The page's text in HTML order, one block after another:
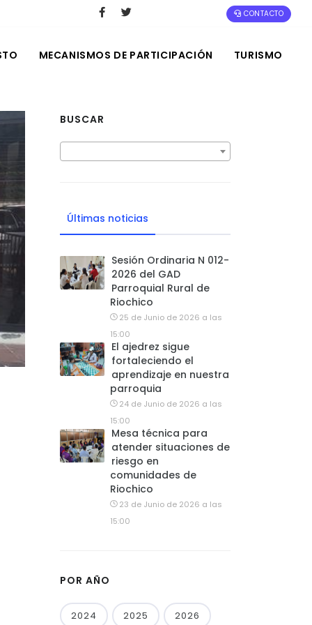
CONTACTO
MECANISMOS DE PARTICIPACIÓN TURISMO
BUSCAR
Últimas noticias
Sesión Ordinaria N 012-
2026 del GAD
Parroquial Rural de
Riochico
25 de Junio de 2026 a las
15:00
El ajedrez sigue
fortaleciendo el
aprendizaje en nuestra
parroquia
24 de Junio de 2026 a las
15:00
Mesa técnica para
atender situaciones de
riesgo en
comunidades de
Riochico
23 de Junio de 2026 a las
15:00
POR AÑO
2024 2025 2026